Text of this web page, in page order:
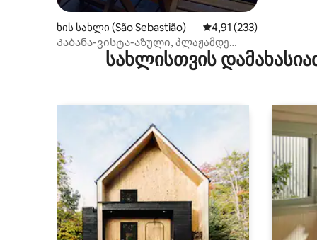
ხის სახლი (São Sebastião) საშუალო შეფასებაა
4,91 (233)
Კაბანა-ვისტა-აზული, პლაჟამდე
ფეხით 7 წუთის სავალზე
სახლისთვის